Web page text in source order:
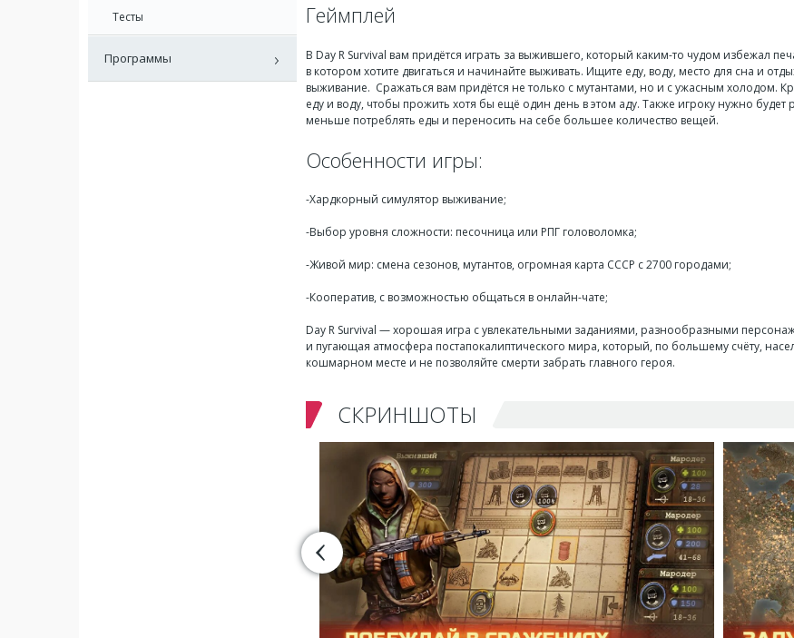
Геймплей
В Day R Survival вам придётся играть за выжившего, который каким-то чудом избежал
в котором хотите двигаться и начинайте выживать. Ищите еду, воду, место для сна и
выживание. Сражаться вам придётся не только с мутантами, но и с ужасным холодом.
еду и воду, чтобы прожить хотя бы ещё один день в этом аду. Также игроку нужно будет
меньше потреблять еды и переносить на себе большее количество вещей.
Особенности игры:
-Хардкорный симулятор выживание;
-Выбор уровня сложности: песочница или РПГ головоломка;
-Живой мир: смена сезонов, мутантов, огромная карта СССР с 2700 городами;
-Кооператив, с возможностью общаться в онлайн-чате;
Day R Survival — хорошая игра с увлекательными заданиями, разнообразными
и пугающая атмосфера постапокалиптического мира, который, по большему счёту,
кошмарном месте и не позволяйте смерти забрать главного героя.
СКРИНШОТЫ
Тесты
Программы